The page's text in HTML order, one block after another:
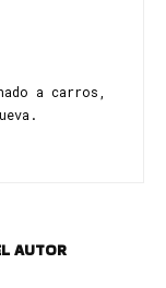
a carros,
AUTOR